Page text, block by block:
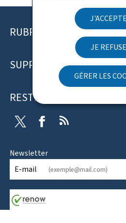
J'ACCEPTE
JE REFUSE
GÉRER LES
Pied
page
RUBRIQUES
SUPPORT
RESTEZ CONNECTÉ
Twitter Facebook
Newsletter
E-mail